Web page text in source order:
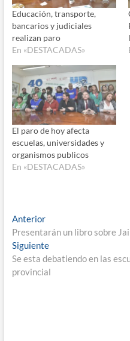
Educación, transporte,
bancarios y judiciales
realizan paro
En «DESTACADAS»
El paro de hoy afecta
escuelas, universidades y
organismos publicos
En «DESTACADAS»
Navegación
de
entradas
AnteriorEntrada
anterior:
Presentarán un libro sobre
SiguienteEntrada
siguiente:
Se esta debatiendo en las
provincial